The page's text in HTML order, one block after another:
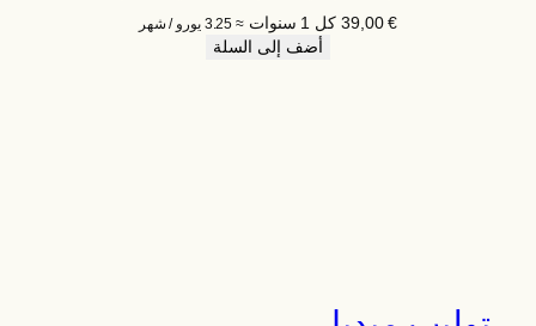
39,00€ كل 1 سنوات ≈ 3.25 يورو / شهر
أضف إلى السلة